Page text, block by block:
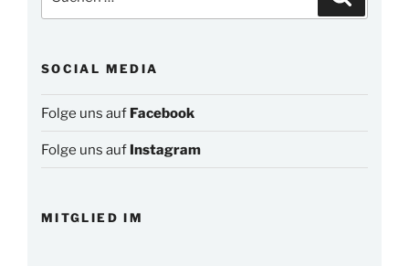
nach:
SOCIAL MEDIA
Folge uns auf Facebook
Folge uns auf Instagram
MITGLIED IM